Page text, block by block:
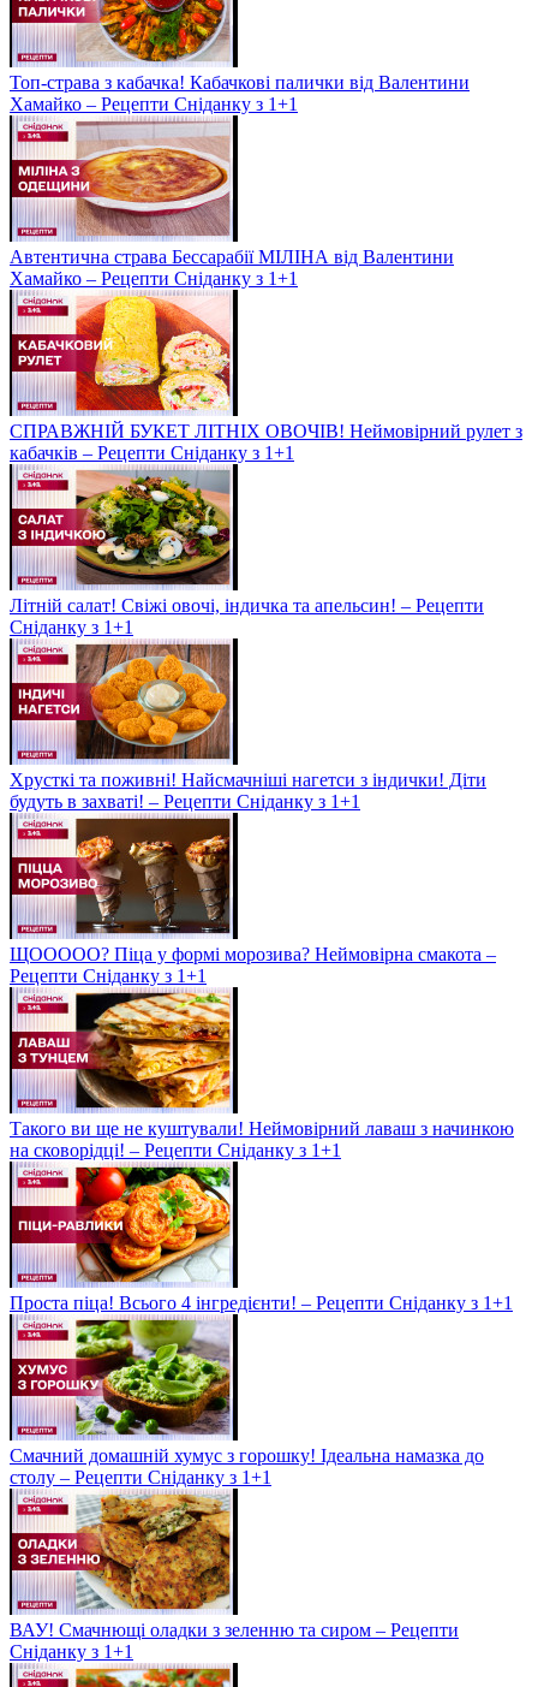
Топ-страва з кабачка! Кабачкові палички від Валентини
Хамайко – Рецепти Сніданку з 1+1
Автентична страва Бессарабії МІЛІНА від Валентини
Хамайко – Рецепти Сніданку з 1+1
СПРАВЖНІЙ БУКЕТ ЛІТНІХ ОВОЧІВ! Неймовірний рулет з
кабачків – Рецепти Сніданку з 1+1
Літній салат! Свіжі овочі, індичка та апельсин! – Рецепти
Сніданку з 1+1
Хрусткі та поживні! Найсмачніші нагетси з індички! Діти
будуть в захваті! – Рецепти Сніданку з 1+1
ЩООООО? Піца у формі морозива? Неймовірна смакота –
Рецепти Сніданку з 1+1
Такого ви ще не куштували! Неймовірний лаваш з начинкою
на сковорідці! – Рецепти Сніданку з 1+1
Проста піца! Всього 4 інгредієнти! – Рецепти Сніданку з 1+1
Смачний домашній хумус з горошку! Ідеальна намазка до
столу – Рецепти Сніданку з 1+1
ВАУ! Смачнющі оладки з зеленню та сиром – Рецепти
Сніданку з 1+1